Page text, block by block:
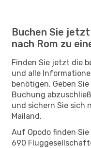
Buchen Sie
nach Rom zu
Finden Sie jetzt die
und alle
benötigen. Geben
Buchung
und sichern Sie sich
Mailand.
Auf Opodo finden
690